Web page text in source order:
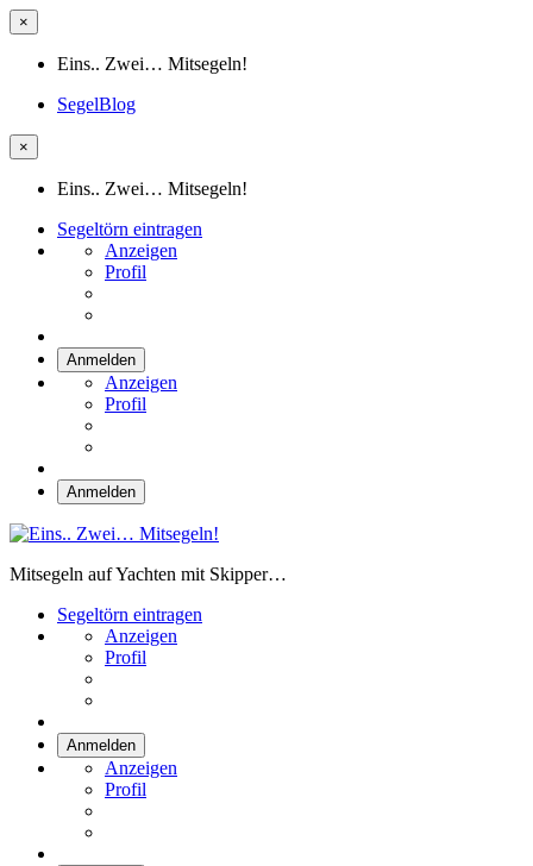
×
Eins.. Zwei… Mitsegeln!
SegelBlog
×
Eins.. Zwei… Mitsegeln!
Segeltörn eintragen
Anzeigen
Profil
Anmelden
Anzeigen
Profil
Anmelden
Mitsegeln auf Yachten mit Skipper…
Segeltörn eintragen
Anzeigen
Profil
Anmelden
Anzeigen
Profil